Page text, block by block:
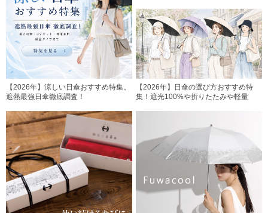
【2026年】涼しい日傘おすすめ特集。
遮熱最強日傘徹底調査！
【2026年】日傘の選び方おすすめ特
集！遮光100%や折りたたみや軽量